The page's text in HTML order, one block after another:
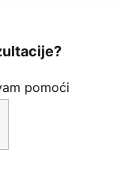
pomoći